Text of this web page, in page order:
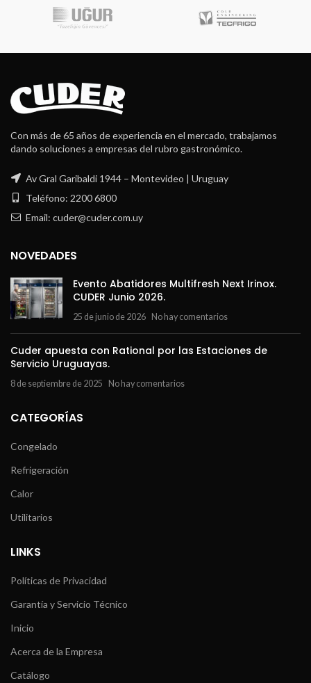
Con más de 65 años de experiencia en el mercado, trabajamos
dando soluciones a empresas del rubro gastronómico.
Av Gral Garibaldi 1944 – Montevideo | Uruguay
Teléfono: 2200 6800
Email: cuder@cuder.com.uy
NOVEDADES
Evento Abatidores Multifresh Next Irinox.
CUDER Junio 2026.
25 de junio de 2026 No hay comentarios
Cuder apuesta con Rational por las Estaciones de
Servicio Uruguayas.
8 de septiembre de 2025 No hay comentarios
CATEGORÍAS
Congelado
Refrigeración
Calor
Utilitarios
LINKS
Políticas de Privacidad
Garantía y Servicio Técnico
Inicio
Acerca de la Empresa
Catálogo